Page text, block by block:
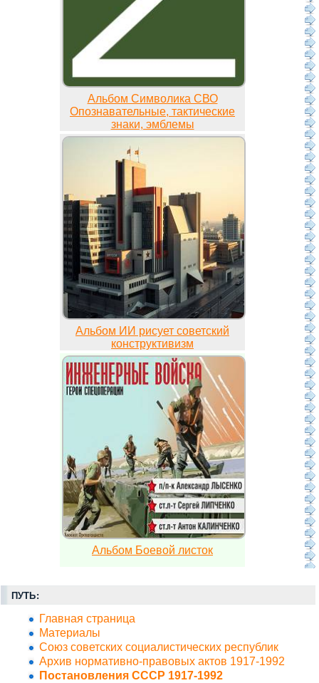
Альбом Символика СВО
Опознавательные, тактические
знаки, эмблемы
Альбом ИИ рисует советский
конструктивизм
Альбом Боевой листок
ПУТЬ:
Главная страница
Материалы
Союз советских социалистических республик
Архив нормативно-правовых актов 1917-1992
Постановления СССР 1917-1992